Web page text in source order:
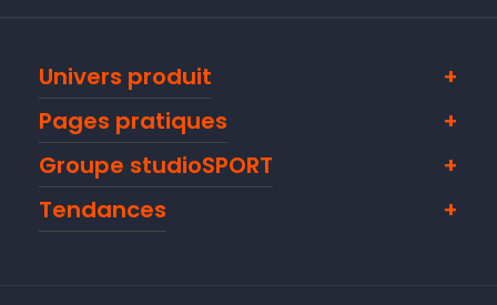
Univers produit
Pages pratiques
Groupe studioSPORT
Tendances